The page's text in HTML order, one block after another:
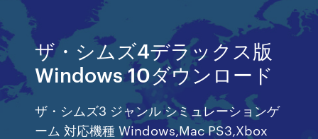
ザ・シムズ4デラックス版
Windows 10ダウンロード
ザ・シムズ3 ジャンル シミュレーションゲ
ーム 対応機種 Windows,Mac PS3,Xbox